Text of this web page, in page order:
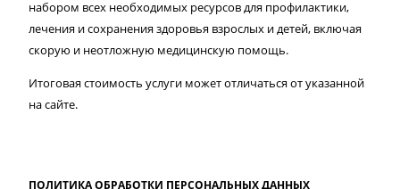
набором всех необходимых ресурсов для профилактики,
лечения и сохранения здоровья взрослых и детей, включая
скорую и неотложную медицинскую помощь.
Итоговая стоимость услуги может отличаться от указанной
на сайте.
ПОЛИТИКА ОБРАБОТКИ ПЕРСОНАЛЬНЫХ ДАННЫХ